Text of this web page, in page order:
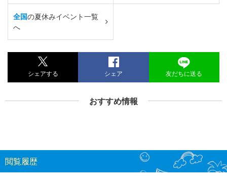
全国の夏休みイベント一覧
へ
シェアする シェア 友だちに送る
おすすめ情報
閲覧履歴